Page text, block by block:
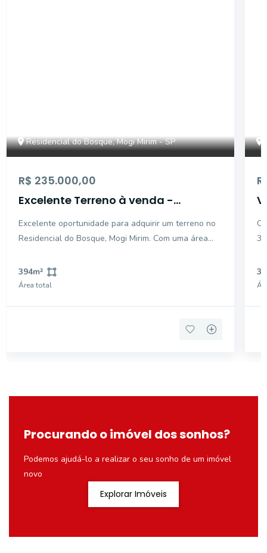
Residencial do Bosque, Mogi Mirim - SP
R$ 235.000,00
Excelente Terreno à venda -
Mirim/SP.
Excelente oportunidade para adquirir um terreno no
Residencial do Bosque, Mogi Mirim. Com uma área
casa dos seus sonhos. Aproveite essa chance de
investir em um local tranquilo e cercado pela
394m²
Área total
Procurando o imóvel dos sonhos?
Podemos ajudá-lo a realizar o seu sonho de um imóvel
novo
Explorar Imóveis